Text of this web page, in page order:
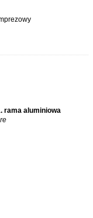
rama aluminiowa